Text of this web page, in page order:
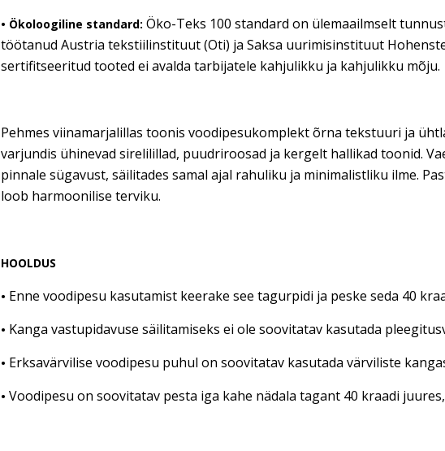
• Ökoloogiline standard: Öko-Teks 100 standard on ülemaailmselt
töötanud Austria tekstiilinstituut (Oti) ja Saksa uurimisinstituut
sertifitseeritud tooted ei avalda tarbijatele kahjulikku ja kahjulikku mõju.
Pehmes viinamarjalillas toonis voodipesukomplekt õrna tekstuuri ja
varjundis ühinevad sirelilillad, puudriroosad ja kergelt hallikad toonid.
pinnale sügavust, säilitades samal ajal rahuliku ja minimalistliku ilme.
loob harmoonilise terviku.
HOOLDUS
• Enne voodipesu kasutamist keerake see tagurpidi ja peske seda 40
• Kanga vastupidavuse säilitamiseks ei ole soovitatav kasutada
• Erksavärvilise voodipesu puhul on soovitatav kasutada värviliste
• Voodipesu on soovitatav pesta iga kahe nädala tagant 40 kraadi